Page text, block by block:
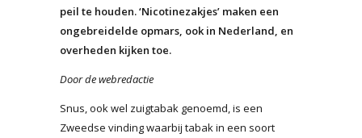
peil te houden. ‘Nicotinezakjes’ maken een
ongebreidelde opmars, ook in Nederland, en
overheden kijken toe.
Door de webredactie
Snus, ook wel zuigtabak genoemd, is een
Zweedse vinding waarbij tabak in een soort